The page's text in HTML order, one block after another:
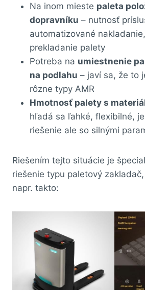
Na inom mieste paleta
dopravníku – nutnosť
automatizované
prekladanie palety
Potreba na umiestnenie
na podlahu – javí sa, že to
rôzne typy AMR
Hmotnosť palety s
hľadá sa ľahké, flexibilné,
riešenie ale so silnými
Riešením tejto situácie je
riešenie typu paletový
napr. takto: